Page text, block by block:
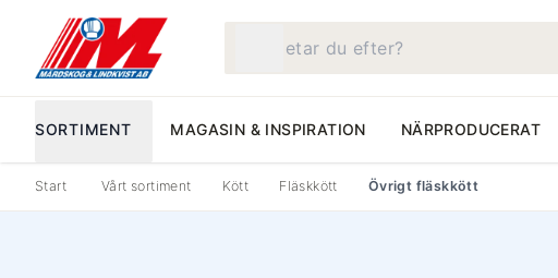
SORTIMENT MAGASIN & INSPIRATION NÄRPRODUCERAT
Start Vårt sortiment Kött Fläskkött Övrigt fläskkött